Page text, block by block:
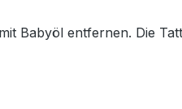
Temporäres Tattoo mit hautverträglichen